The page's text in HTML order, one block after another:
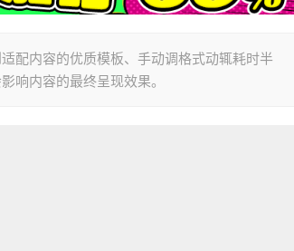
配内容的优质模板、手动调格式动辄耗时半
响内容的最终呈现效果。